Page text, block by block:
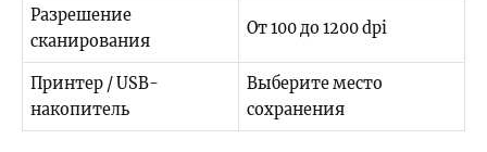
Разрешение
сканирования
От 100 до 1200 dpi
Принтер / USB-
накопитель
Выберите место
сохранения